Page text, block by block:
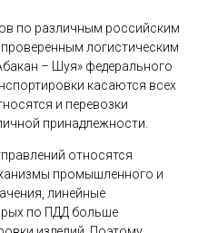
по различным российским
логистическим
– Шуя» федерального
касаются всех
и перевозки
принадлежности.
относятся
промышленного и
линейные
по ПДД больше